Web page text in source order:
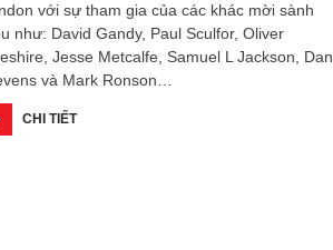
với sự tham gia của các khác mời sành
như: David Gandy, Paul Sculfor, Oliver
Jesse Metcalfe, Samuel L Jackson, Dan
và Mark Ronson…
CHI TIẾT